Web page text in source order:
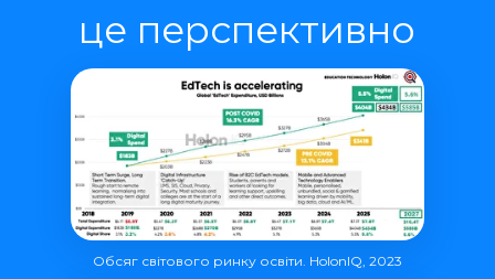
це перспективно
Обсяг світового ринку освіти. HolonIQ, 2023